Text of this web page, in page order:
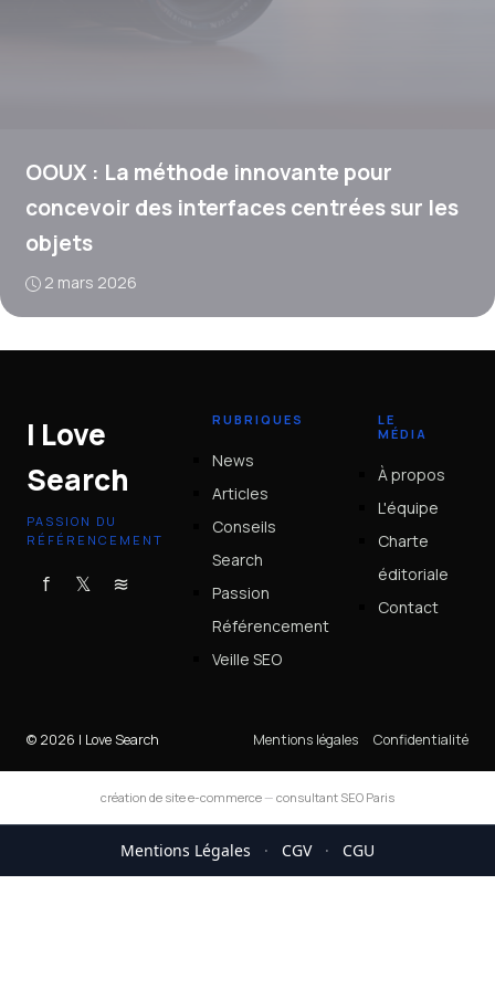
OOUX : La méthode innovante pour
concevoir des interfaces centrées sur les
objets
2 mars 2026
I Love
Search
PASSION DU
RÉFÉRENCEMENT
f 𝕏 ≋
RUBRIQUES
News
Articles
Conseils
Search
Passion
Référencement
Veille SEO
LE
MÉDIA
À propos
L'équipe
Charte
éditoriale
Contact
© 2026 I Love Search Mentions légales Confidentialité
création de site e-commerce — consultant SEO Paris
Mentions Légales · CGV · CGU